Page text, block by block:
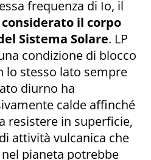
frequenza di Io, il
considerato il corpo
Sistema Solare. LP
condizione di blocco
lo stesso lato sempre
diurno ha
calde affinché
resistere in superficie,
attività vulcanica che
pianeta potrebbe